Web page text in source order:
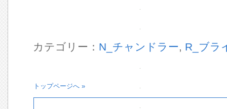
カテゴリー： N_チャンドラー, R_ブラ
トップページへ »